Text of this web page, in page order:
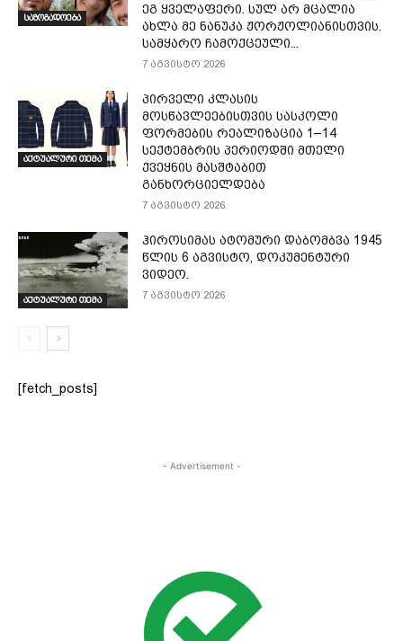
საზოგადოება
ეგ ყველაფერი. სულ არ მცალია
ახლა მე ნანუკა ჟორჟოლიანისთვის.
სამყარო ჩამოქცეული...
7 აგვისტო 2026
აქტუალური თემა
პირველი კლასის
მოსწავლეებისთვის სასკოლი
ფორმების რეალიზაცია 1–14
სექტემბრის პერიოდში მთელი
ქვეყნის მასშტაბით
განხორციელდება
7 აგვისტო 2026
აქტუალური თემა
ჰიროსიმას ატომური დაბომბვა 1945
წლის 6 აგვისტო, დოკუმენტური
ვიდეო.
7 აგვისტო 2026
[fetch_posts]
- Advertisement -